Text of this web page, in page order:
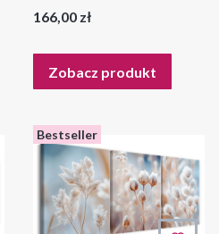
Cena
166,00 zł
Zobacz produkt
Bestseller